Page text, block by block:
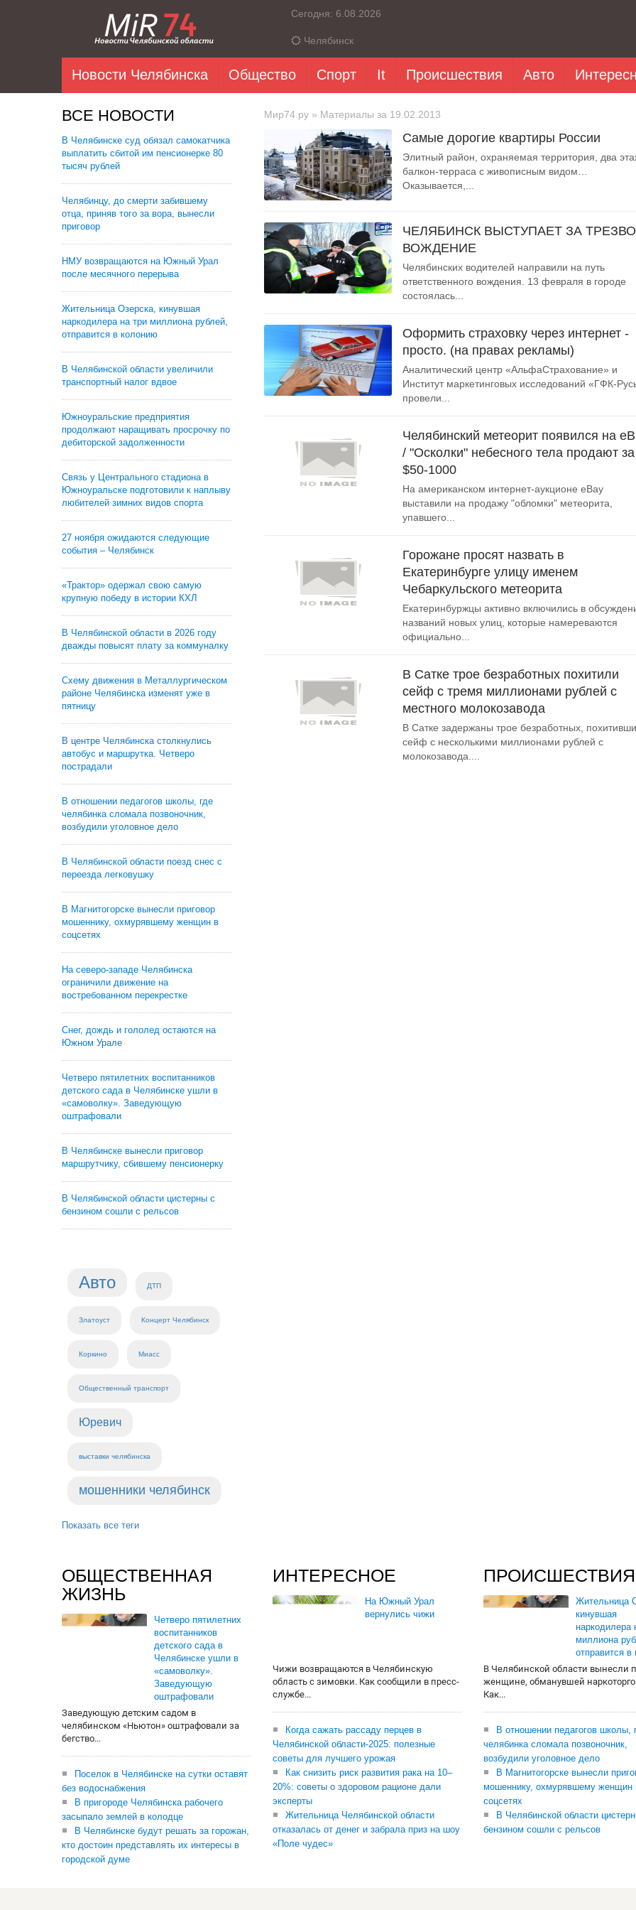
Сегодня: 6.08.2026
Челябинск
Новости Челябинска Общество Спорт It Происшествия Авто
ВСЕ НОВОСТИ
В Челябинске суд обязал самокатчика
выплатить сбитой им пенсионерке 80
тысяч рублей
Челябинцу, до смерти забившему
отца, приняв того за вора, вынесли
приговор
НМУ возвращаются на Южный Урал
после месячного перерыва
Жительница Озерска, кинувшая
наркодилера на три миллиона рублей,
отправится в колонию
В Челябинской области увеличили
транспортный налог вдвое
Южноуральские предприятия
продолжают наращивать просрочку по
дебиторской задолженности
Связь у Центрального стадиона в
Южноуральске подготовили к наплыву
любителей зимних видов спорта
27 ноября ожидаются следующие
события – Челябинск
«Трактор» одержал свою самую
крупную победу в истории КХЛ
В Челябинской области в 2026 году
дважды повысят плату за коммуналку
Схему движения в Металлургическом
районе Челябинска изменят уже в
пятницу
В центре Челябинска столкнулись
автобус и маршрутка. Четверо
пострадали
В отношении педагогов школы, где
челябинка сломала позвоночник,
возбудили уголовное дело
В Челябинской области поезд снес с
переезда легковушку
В Магнитогорске вынесли приговор
мошеннику, охмурявшему женщин в
соцсетях
На северо-западе Челябинска
ограничили движение на
востребованном перекрестке
Снег, дождь и гололед остаются на
Южном Урале
Четверо пятилетних воспитанников
детского сада в Челябинске ушли в
«самоволку». Заведующую
оштрафовали
В Челябинске вынесли приговор
маршрутчику, сбившему пенсионерку
В Челябинской области цистерны с
бензином сошли с рельсов
Авто ДТП
Златоуст Концерт Челябинск
Коркино Миасс
Общественный транспорт
Юревич
выставки челябинска
мошенники челябинск
Показать все теги
Мир74.ру » Материалы за 19.02.2013
Самые дорогие квартиры России
Элитный район, охраняемая территория, два
балкон-терраса с живописным видом…
Оказывается,...
ЧЕЛЯБИНСК ВЫСТУПАЕТ ЗА
ВОЖДЕНИЕ
Челябинских водителей направили на путь
ответственного вождения. 13 февраля в городе
состоялась...
Оформить страховку через интернет -
просто. (на правах рекламы)
Аналитический центр «АльфаСтрахование» и
Институт маркетинговых исследований «ГФК-
провели...
Челябинский метеорит появился на
/ "Осколки" небесного тела продают за
$50-1000
На американском интернет-аукционе eBay
выставили на продажу "обломки" метеорита,
упавшего...
Горожане просят назвать в
Екатеринбурге улицу именем
Чебаркульского метеорита
Екатеринбуржцы активно включились в
названий новых улиц, которые намереваются
официально...
В Сатке трое безработных похитили
сейф с тремя миллионами рублей с
местного молокозавода
В Сатке задержаны трое безработных,
сейф с несколькими миллионами рублей с
молокозавода....
ОБЩЕСТВЕННАЯ
ЖИЗНЬ
Четверо пятилетних
воспитанников
детского сада в
Челябинске ушли в
«самоволку».
Заведующую
оштрафовали
Заведующую детским садом в
челябинском «Ньютон» оштрафовали за
бегство...
Поселок в Челябинске на сутки оставят
без водоснабжения
В пригороде Челябинска рабочего
засыпало землей в колодце
В Челябинске будут решать за горожан,
кто достоин представлять их интересы в
городской думе
ИНТЕРЕСНОЕ
На Южный Урал
вернулись чижи
Чижи возвращаются в Челябинскую
область с зимовки. Как сообщили в пресс-
службе...
Когда сажать рассаду перцев в
Челябинской области-2025: полезные
советы для лучшего урожая
Как снизить риск развития рака на 10–
20%: советы о здоровом рационе дали
эксперты
Жительница Челябинской области
отказалась от денег и забрала приз на шоу
«Поле чудес»
ПРОИСШЕСТВИЯ
Жительница
кинувшая
наркодилера
миллиона
отправится
В Челябинской области вынесли
женщине, обманувшей
Как...
В отношении педагогов школы,
челябинка сломала позвоночник,
возбудили уголовное дело
В Магнитогорске вынесли
мошеннику, охмурявшему женщин
соцсетях
В Челябинской области
бензином сошли с рельсов